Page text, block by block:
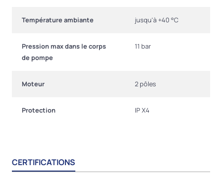
Température ambiante jusqu'à +40 °C
Pression max dans le corps
de pompe
11 bar
Moteur 2 pôles
Protection IP X4
CERTIFICATIONS